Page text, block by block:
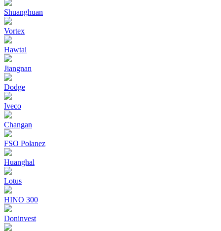
Shuanghuan
Vortex
Hawtai
Jiangnan
Dodge
Iveco
Changan
FSO Polanez
Huanghal
Lotus
HINO 300
Doninvest